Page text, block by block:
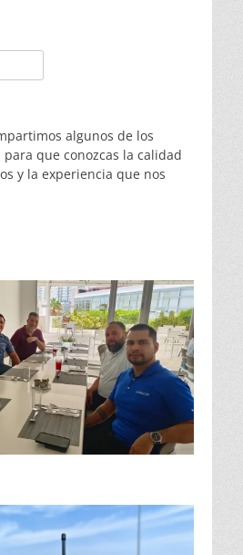
algunos de los
que conozcas la calidad
y la experiencia que nos